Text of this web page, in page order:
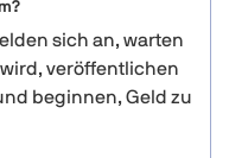
sich an, warten
veröffentlichen
beginnen, Geld zu